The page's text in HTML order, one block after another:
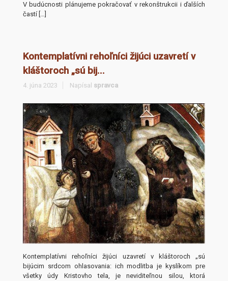
V budúcnosti plánujeme pokračovať v rekonštrukcii i ďalších
častí […]
Kontemplatívni rehoľníci žijúci uzavretí v
kláštoroch „sú bij...
4. júna 2023 Napísal spravca
Kontemplatívni rehoľníci žijúci uzavretí v kláštoroch „sú
bijúcim srdcom ohlasovania: ich modlitba je kyslíkom pre
všetky údy Kristovho tela, je neviditeľnou silou, ktorá